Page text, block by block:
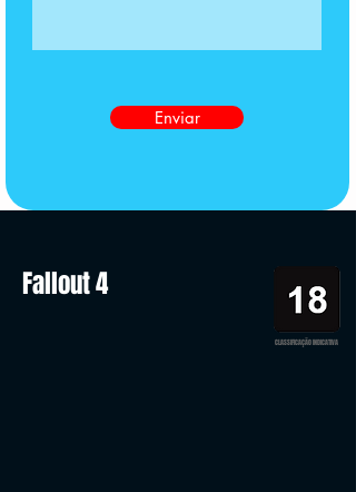
Enviar
Fallout 4
CLASSIFICAÇÃO INDICATIVA